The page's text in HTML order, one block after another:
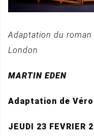
Adaptation du roman
London
MARTIN EDEN
Adaptation de
JEUDI 23 FEVRIER